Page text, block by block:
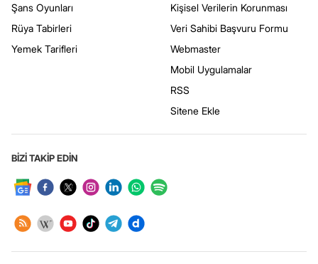
Şans Oyunları
Rüya Tabirleri
Yemek Tarifleri
Kişisel Verilerin Korunması
Veri Sahibi Başvuru Formu
Webmaster
Mobil Uygulamalar
RSS
Sitene Ekle
BİZİ TAKİP EDİN